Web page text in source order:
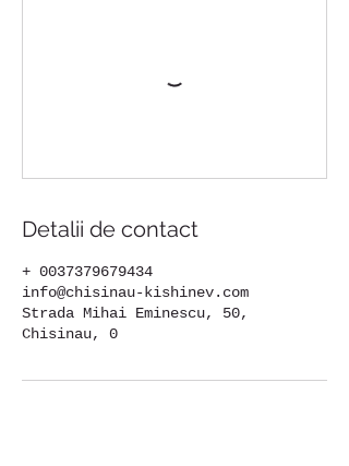
Detalii de contact
+ 0037379679434
info@chisinau-kishinev.com
Strada Mihai Eminescu, 50,
Chisinau, 0